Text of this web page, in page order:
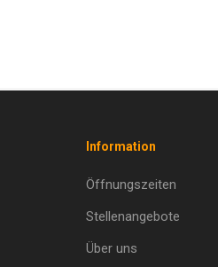
Information
Öffnungszeiten
Stellenangebote
Über uns